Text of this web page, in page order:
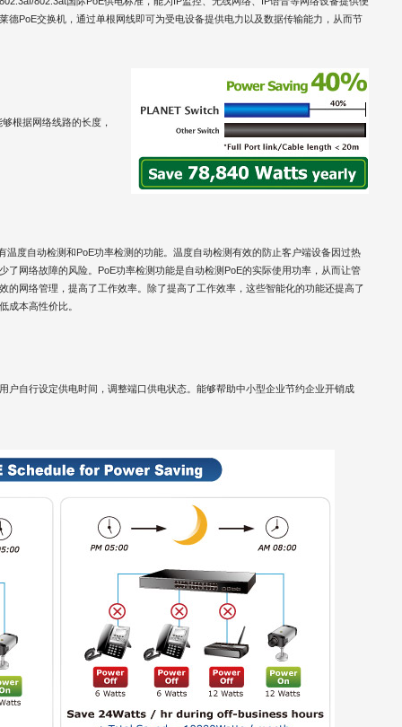
德PoE交换机，通过单根网线即可为受电设备提供电力以及数据传输能力，从而节
根据网络线路的长度，
温度自动检测和PoE功率检测的功能。温度自动检测有效的防止客户端设备因过热
了网络故障的风险。PoE功率检测功能是自动检测PoE的实际使用功率，从而让管
的网络管理，提高了工作效率。除了提高了工作效率，这些智能化的功能还提高了
成本高性价比。
户自行设定供电时间，调整端口供电状态。能够帮助中小型企业节约企业开销成